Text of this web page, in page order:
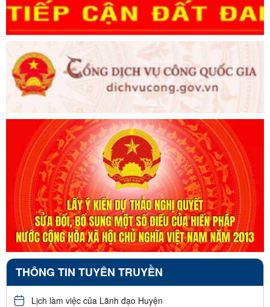
THÔNG TIN TUYÊN TRUYỀN
Lịch làm việc của Lãnh đạo Huyện